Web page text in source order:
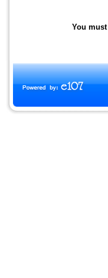
You